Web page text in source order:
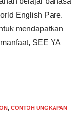
English Pare.
mendapatkan
SEE YA
, CONTOH UNGKAPAN